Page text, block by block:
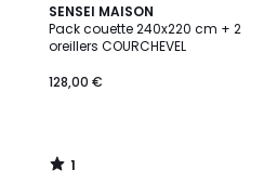
SENSEI MAISON
Pack couette 240x220 cm + 2
oreillers COURCHEVEL
128,00 €
1
/
5
1
/